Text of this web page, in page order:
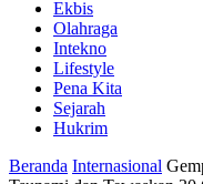
Ekbis
Olahraga
Intekno
Lifestyle
Pena Kita
Sejarah
Hukrim
Beranda Internasional